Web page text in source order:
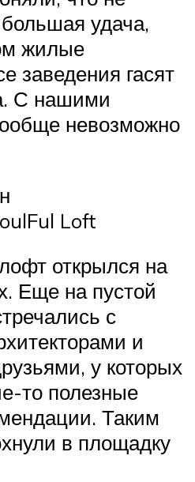
удача,
жилые
заведения гасят
С нашими
невозможно
Loft
открылся на
Еще на пустой
с
и
у которых
то полезные
Таким
в площадку